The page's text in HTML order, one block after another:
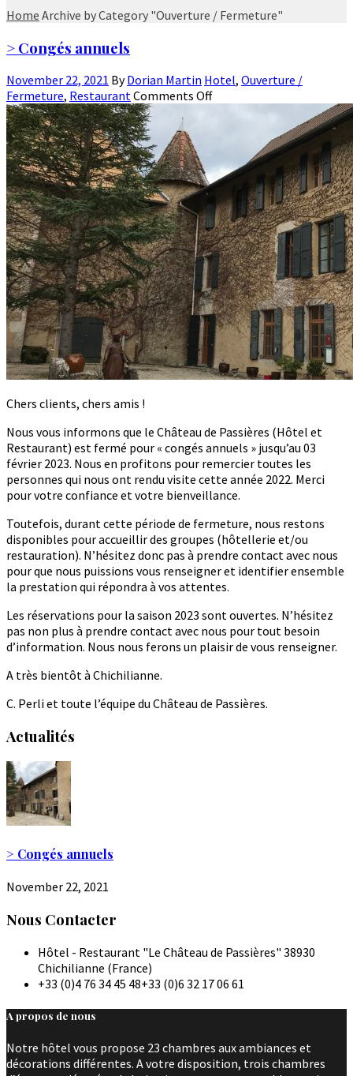
Home Archive by Category "Ouverture / Fermeture"
> Congés annuels
November 22, 2021 ByDorian Martin Hotel, Ouverture /
Fermeture, RestaurantComments Off
Chers clients, chers amis !
Nous vous informons que le Château de Passières (Hôtel et
Restaurant) est fermé pour « congés annuels » jusqu’au 03
février 2023. Nous en profitons pour remercier toutes les
personnes qui nous ont rendu visite cette année 2022. Merci
pour votre confiance et votre bienveillance.
Toutefois, durant cette période de fermeture, nous restons
disponibles pour accueillir des groupes (hôtellerie et/ou
restauration). N’hésitez donc pas à prendre contact avec nous
pour que nous puissions vous renseigner et identifier ensemble
la prestation qui répondra à vos attentes.
Les réservations pour la saison 2023 sont ouvertes. N’hésitez
pas non plus à prendre contact avec nous pour tout besoin
d’information. Nous nous ferons un plaisir de vous renseigner.
A très bientôt à Chichilianne.
C. Perli et toute l’équipe du Château de Passières.
Actualités
> Congés annuels
November 22, 2021
Nous Contacter
Hôtel - Restaurant "Le Château de Passières" 38930
Chichilianne (France)
+33 (0)4 76 34 45 48+33 (0)6 32 17 06 61
A propos de nous
Notre hôtel vous propose 23 chambres aux ambiances et
décorations différentes. A votre disposition, trois chambres